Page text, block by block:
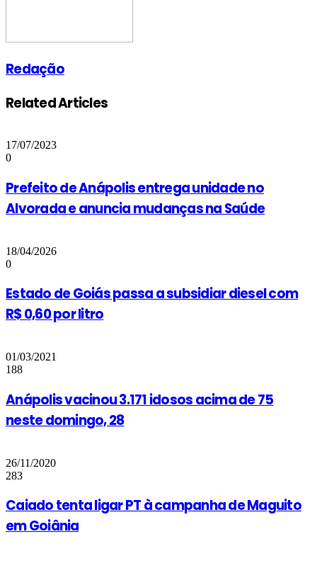
Redação
Related Articles
17/07/2023
0
Prefeito de Anápolis entrega unidade no
Alvorada e anuncia mudanças na Saúde
18/04/2026
0
Estado de Goiás passa a subsidiar diesel com
R$ 0,60 por litro
01/03/2021
188
Anápolis vacinou 3.171 idosos acima de 75
neste domingo, 28
26/11/2020
283
Caiado tenta ligar PT à campanha de Maguito
em Goiânia